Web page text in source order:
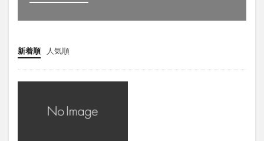
新着順 人気順